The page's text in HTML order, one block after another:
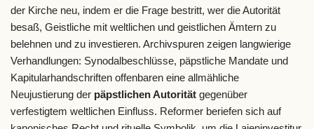
der Kirche neu, indem er die Frage bestritt, wer die Autorität
besaß, Geistliche mit weltlichen und geistlichen Ämtern zu
belehnen und zu investieren. Archivspuren zeigen langwierige
Verhandlungen: Synodalbeschlüsse, päpstliche Mandate und
Kapitularhandschriften offenbaren eine allmähliche
Neujustierung der päpstlichen Autorität gegenüber
verfestigtem weltlichen Einfluss. Reformer beriefen sich auf